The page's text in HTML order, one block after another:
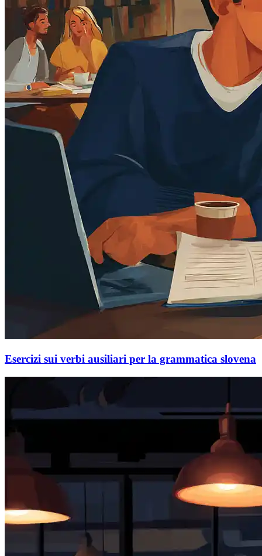
Esercizi sui verbi ausiliari per la grammatica slovena